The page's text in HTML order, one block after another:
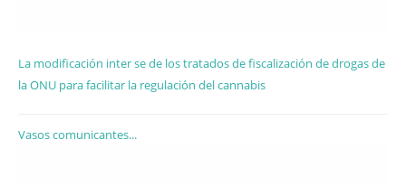
La modificación inter se de los tratados de fiscalización de drogas de
la ONU para facilitar la regulación del cannabis
Vasos comunicantes...